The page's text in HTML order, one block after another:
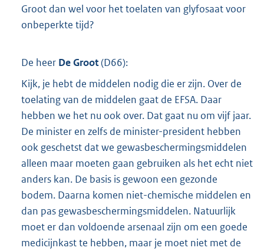
Groot dan wel voor het toelaten van glyfosaat voor
onbeperkte tijd?
De heer De Groot(D66):
Kijk, je hebt de middelen nodig die er zijn. Over de
toelating van de middelen gaat de EFSA. Daar
hebben we het nu ook over. Dat gaat nu om vijf jaar.
De minister en zelfs de minister-president hebben
ook geschetst dat we gewasbeschermingsmiddelen
alleen maar moeten gaan gebruiken als het echt niet
anders kan. De basis is gewoon een gezonde
bodem. Daarna komen niet-chemische middelen en
dan pas gewasbeschermingsmiddelen. Natuurlijk
moet er dan voldoende arsenaal zijn om een goede
medicijnkast te hebben, maar je moet niet met de